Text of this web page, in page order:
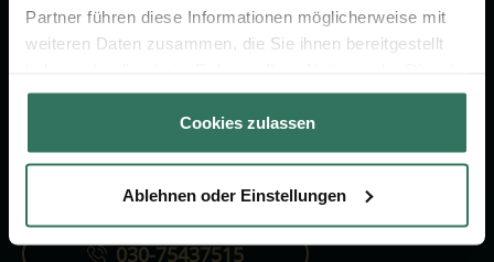
Partner führen diese Informationen möglicherweise mit
weiteren Daten zusammen, die Sie ihnen bereitgestellt
gesammelt haben.
Cookies zulassen
Ablehnen oder Einstellungen
Vergleich
Verzeichnis
Online-Portal
KONTAKTIEREN SIE UNS
030-75437515